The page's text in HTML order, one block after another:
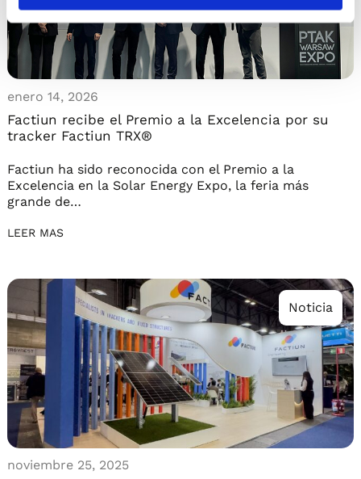
enero 14, 2026
Factiun recibe el Premio a la Excelencia por su
tracker Factiun TRX®
Factiun ha sido reconocida con el Premio a la
Excelencia en la Solar Energy Expo, la feria más
grande de…
LEER MAS
Noticia
noviembre 25, 2025